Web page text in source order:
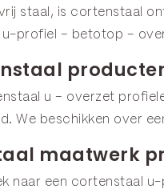
staal, is cortenstaal
profiel – betotop –
u – overzet
We beschikken over
maatwerk
naar een cortenstaal